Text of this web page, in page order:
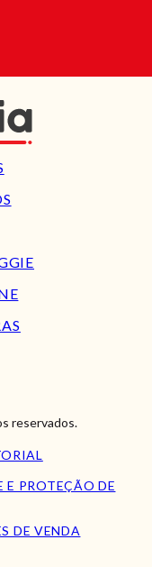
reservados.
PROTEÇÃO DE
DE VENDA